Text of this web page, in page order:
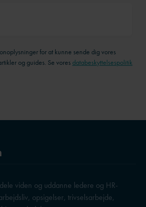
for at kunne sende dig vores
og guides. Se vores databeskyttelsespolitik
viden og uddanne ledere og HR-
opsigelser, trivselsarbejde,